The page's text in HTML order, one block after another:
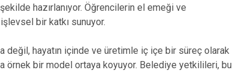
hazırlanıyor. Öğrencilerin el emeği ve
bir katkı sunuyor.
değil, hayatın içinde ve üretimle iç içe bir süreç olarak
örnek bir model ortaya koyuyor. Belediye yetkilileri, bu